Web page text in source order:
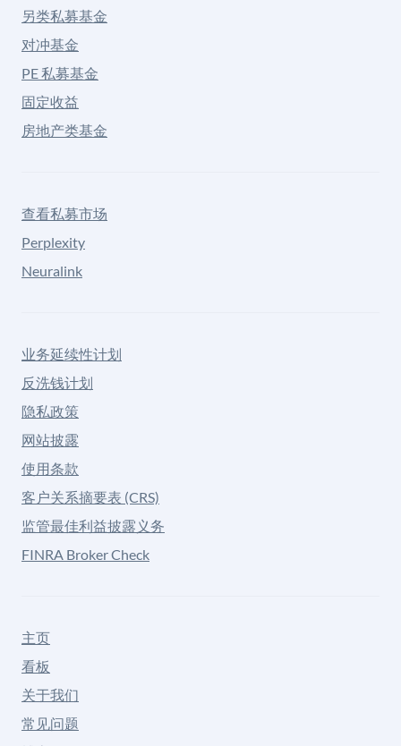
另类私募基金
对冲基金
PE 私募基金
固定收益
房地产类基金
查看私募市场
Perplexity
Neuralink
业务延续性计划
反洗钱计划
隐私政策
网站披露
使用条款
客户关系摘要表 (CRS)
监管最佳利益披露义务
FINRA Broker Check
主页
看板
关于我们
常见问题